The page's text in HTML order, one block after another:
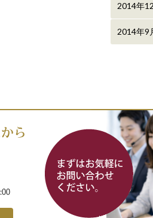
2014年
2014年9